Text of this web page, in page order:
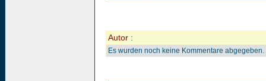
Autor :
Es wurden noch keine Kommentare abgegeben.